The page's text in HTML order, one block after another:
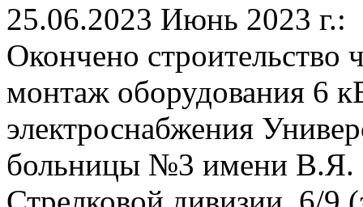
25.06.2023 Июнь 2023 г.:
Окончено строительство
монтаж оборудования 6
электроснабжения
больницы №3 имени В.Я.